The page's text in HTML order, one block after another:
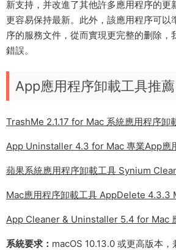
新支持，并改進了其他許多應用程序的更
更容易保持最新。此外，該應用程序可以
序的服務文件，從而實現更完整的删除，
錯誤。
App應用程序卸載工具推薦
TrashMe 2.1.17 for Mac 系統應用程序卸
App Uninstaller 4.3 for Mac 專業App應
蘋果系統應用程序卸載工具 Synium
Mac應用程序卸載工具 AppDelete 4.3.3
App Cleaner & Uninstaller 5.4 for Mac
系統要求： macOS 10.13.0 或更高版本